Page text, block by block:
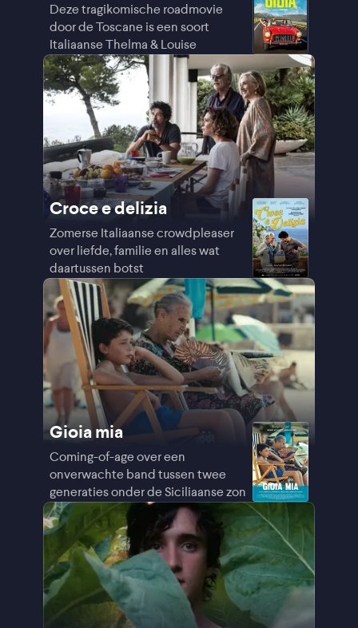
Deze tragikomische roadmovie
door de Toscane is een soort
Italiaanse Thelma & Louise
Croce e delizia
Zomerse Italiaanse crowdpleaser
over liefde, familie en alles wat
daartussen botst
Gioia mia
Coming-of-age over een
onverwachte band tussen twee
generaties onder de Siciliaanse zon